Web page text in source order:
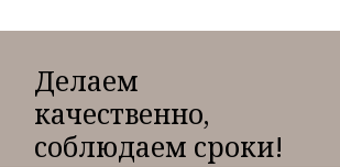
Делаем
качественно,
соблюдаем сроки!